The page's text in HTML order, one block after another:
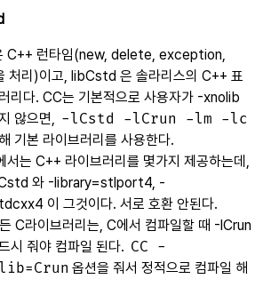
C++ 런타임(new, delete, exception,
처리)이고, libCstd 은 솔라리스의 C++ 표
리다. CC는 기본적으로 사용자가 -xnolib
않으면, -lCstd -lCrun -lm -lc
기본 라이브러리를 사용한다.
서는 C++ 라이브러리를 몇가지 제공하는데,
와 -library=stlport4, -
이 그것이다. 서로 호환 안된다.
C라이브러리는, C에서 컴파일할 때 -lCrun
시 줘야 컴파일 된다. CC -
옵션을 줘서 정적으로 컴파일 해